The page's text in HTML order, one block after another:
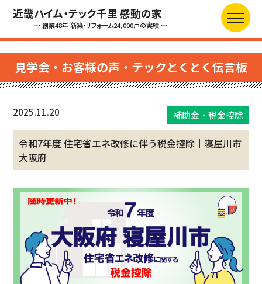
近畿ハイム・テック千里 感動の家
～ 創業48年 新築・リフォーム24,000戸の実績 ～
見学会・お客様の声・テックとくとく伝言板
2025.11.20 補助金・税金控除
令和7年度 住宅省エネ改修に伴う税金控除┃寝屋川市
大阪府